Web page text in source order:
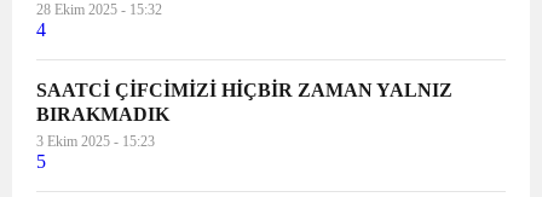
28 Ekim 2025 - 15:32
4
SAATCİ ÇİFCİMİZİ HİÇBİR ZAMAN YALNIZ
BIRAKMADIK
3 Ekim 2025 - 15:23
5